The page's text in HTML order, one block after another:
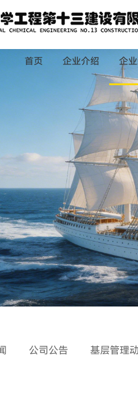
首页 企业介绍 企
公司公告 基层管理